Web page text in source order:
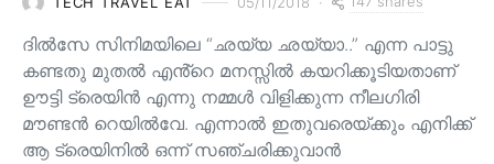
ദിൽസേ സിനിമയിലെ “ഛയ്യ ഛയ്യാ..” എന്ന പാട്ടു
കണ്ടതു മുതൽ എൻ്റെ മനസ്സിൽ കയറിക്കൂടിയതാണ്
ഊട്ടി ട്രെയിൻ എന്നു നമ്മൾ വിളിക്കുന്ന നീലഗിരി
മൗണ്ടൻ റെയിൽവേ. എന്നാൽ ഇതുവരെയ്ക്കും എനിക്ക്
ആ ട്രെയിനിൽ ഒന്ന് സഞ്ചരിക്കുവാൻ